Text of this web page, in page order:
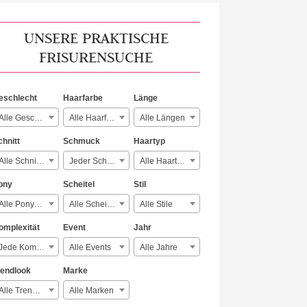
UNSERE PRAKTISCHE
FRISURENSUCHE
Alle Geschlechter
Haarfarbe
Alle Haarfarben
Länge
Alle Längen
Alle Schnitte
Schmuck
Jeder Schmuck
Haartyp
Alle Haartypen
Alle Ponyarten
Scheitel
Alle Scheitelarten
Stil
Alle Stile
Jede Komplexität
Event
Alle Events
Jahr
Alle Jahre
Alle Trendlooks
Marke
Alle Marken